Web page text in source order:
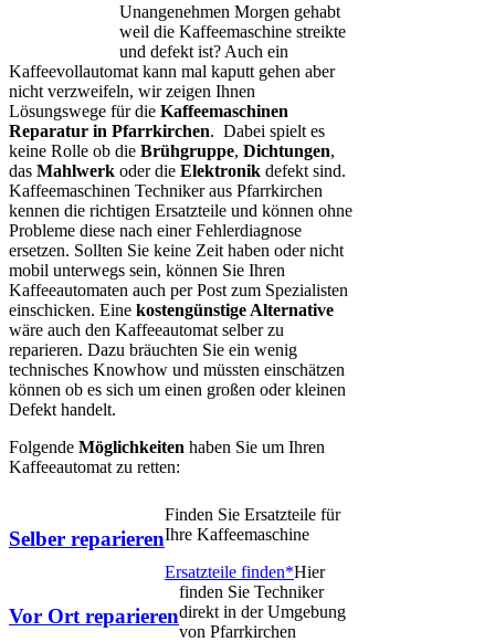
Unangenehmen Morgen gehabt
weil die Kaffeemaschine streikte
und defekt ist? Auch ein
Kaffeevollautomat kann mal kaputt gehen aber
nicht verzweifeln, wir zeigen Ihnen
Lösungswege für die Kaffeemaschinen
Reparatur in Pfarrkirchen. Dabei spielt es
keine Rolle ob die Brühgruppe, Dichtungen,
das Mahlwerk oder die Elektronik defekt sind.
Kaffeemaschinen Techniker aus Pfarrkirchen
kennen die richtigen Ersatzteile und können ohne
Probleme diese nach einer Fehlerdiagnose
ersetzen. Sollten Sie keine Zeit haben oder nicht
mobil unterwegs sein, können Sie Ihren
Kaffeeautomaten auch per Post zum Spezialisten
einschicken. Eine kostengünstige Alternative
wäre auch den Kaffeeautomat selber zu
reparieren. Dazu bräuchten Sie ein wenig
technisches Knowhow und müssten einschätzen
können ob es sich um einen großen oder kleinen
Defekt handelt.
Folgende Möglichkeiten haben Sie um Ihren
Kaffeeautomat zu retten:
Selber reparieren
Finden Sie Ersatzteile für
Ihre Kaffeemaschine
Ersatzteile finden*
Vor Ort reparieren
Hier
finden Sie Techniker
direkt in der Umgebung
von Pfarrkirchen